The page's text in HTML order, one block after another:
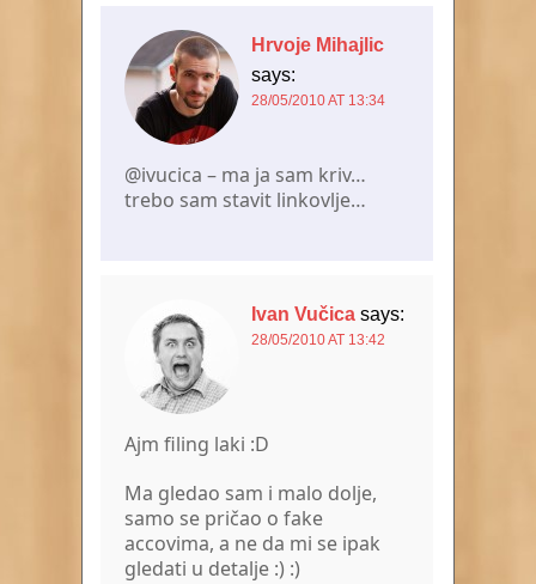
Hrvoje Mihajlic
says:
28/05/2010 AT 13:34
@ivucica – ma ja sam kriv…
trebo sam stavit linkovlje…
Ivan Vučica says:
28/05/2010 AT 13:42
Ajm filing laki :D
Ma gledao sam i malo dolje,
samo se pričao o fake
accovima, a ne da mi se ipak
gledati u detalje :) :)